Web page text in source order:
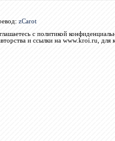
zCarot
с политикой
и ссылки на www.kroi.ru, для